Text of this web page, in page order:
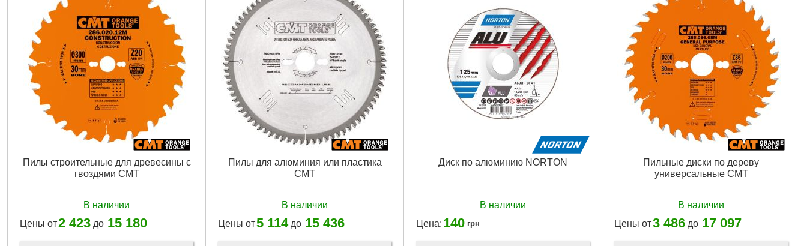
Пилы строительные для древесины с
гвоздями CMT
В наличии
Цены от2 423 до 15 180
Пилы для алюминия или пластика
CMT
В наличии
Цены от5 114до 15 436
Диск по алюминию NORTON
В наличии
Цена: 140 грн
Пильные диски по дереву
универсальные CMT
В наличии
Цены от3 486 до 17 097